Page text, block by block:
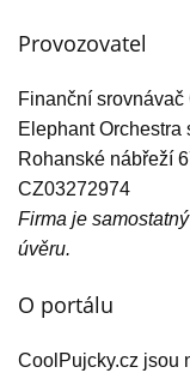
Provozovatel
Finanční
Elephant Orchestra
Rohanské nábřeží
CZ03272974
Firma je
úvěru.
O portálu
CoolPujcky.cz jsou